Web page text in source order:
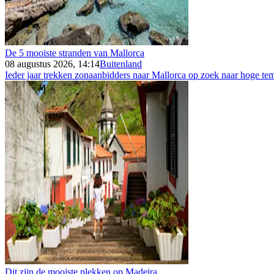
De 5 mooiste stranden van Mallorca
08 augustus 2026, 14:14Buitenland
Ieder jaar trekken zonaanbidders naar Mallorca op zoek naar hoge
Dit zijn de mooiste plekken op Madeira